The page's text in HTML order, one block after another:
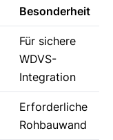
Besonderheit
Für sichere
WDVS-
Integration
Erforderliche
Rohbauwand